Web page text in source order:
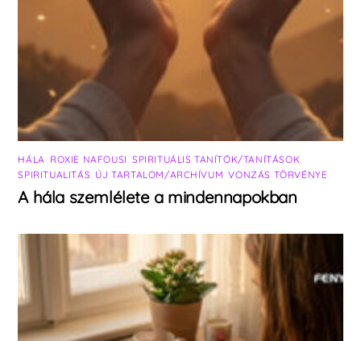
HÁLA ROXIE NAFOUSI SPIRITUÁLIS TANÍTÓK/TANÍTÁSOK
SPIRITUALITÁS ÚJ TARTALOM/ARCHÍVUM ,VONZÁS TÖRVÉNYE
A hála szemlélete a mindennapokban